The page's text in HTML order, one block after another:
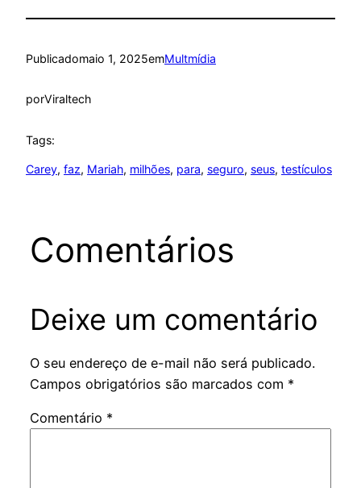
Publicadomaio 1, 2025emMultmídia
porViraltech
Tags:
Carey, faz, Mariah, milhões, para, seguro, seus, testículos
Comentários
Deixe um comentário
O seu endereço de e-mail não será publicado.
Campos obrigatórios são marcados com *
Comentário *